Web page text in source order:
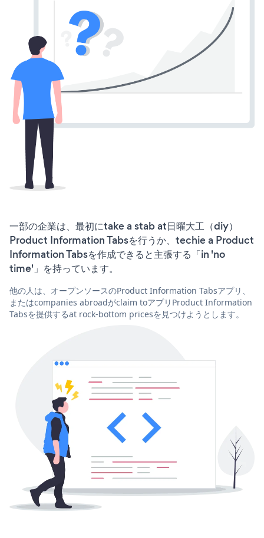
一部の企業は、最初にtake a stab at日曜大工（diy）
Product Information Tabsを行うか、techie a Product
Information Tabsを作成できると主張する「in 'no
time'」を持っています。
他の人は、オープンソースのProduct Information Tabsアプリ、
またはcompanies abroadがclaim toアプリProduct Information
Tabsを提供するat rock-bottom pricesを見つけようとします。